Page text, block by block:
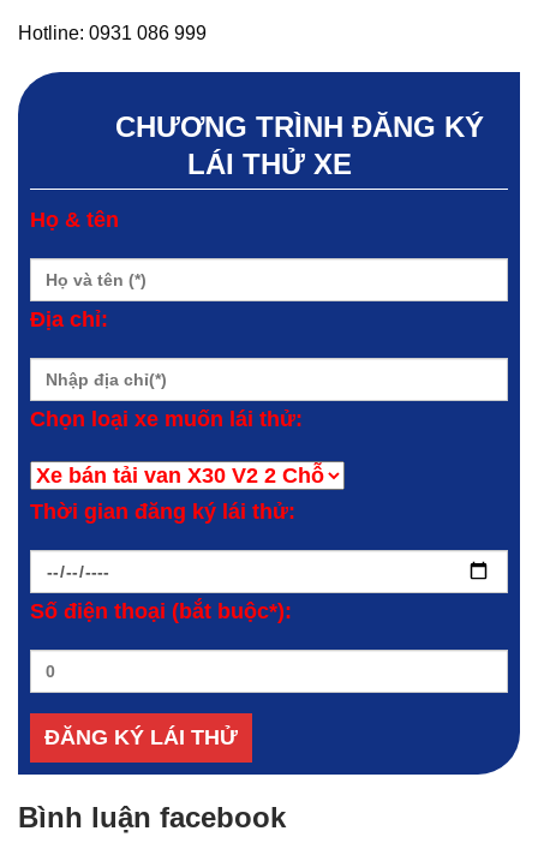
Hotline: 0931 086 999
CHƯƠNG TRÌNH ĐĂNG KÝ
LÁI THỬ XE
Họ & tên
Địa chỉ:
Chọn loại xe muốn lái thử:
Thời gian đăng ký lái thử:
Số điện thoại (bắt buộc*):
Bình luận facebook